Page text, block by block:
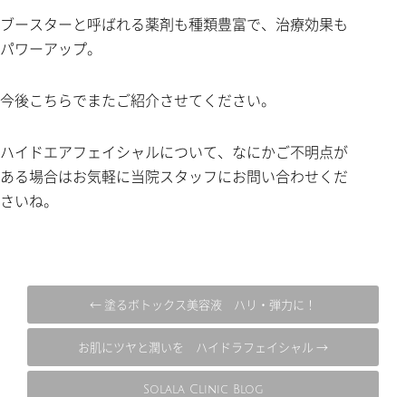
ブースターと呼ばれる薬剤も種類豊富で、治療効果も
パワーアップ。
今後こちらでまたご紹介させてください。
ハイドエアフェイシャルについて、なにかご不明点が
ある場合はお気軽に当院スタッフにお問い合わせくだ
さいね。
← 塗るボトックス美容液 ハリ・弾力に！
Solala Clinic Blog
お肌にツヤと潤いを ハイドラフェイシャル →